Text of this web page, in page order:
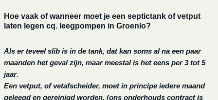
Hoe vaak of wanneer moet je een septictank of vetput
laten legen cq. leegpompen in Groenlo?
Als er teveel slib is in de tank, dat kan soms al na een paar
maanden het geval zijn, maar meestal is het eens per 3 tot 5
jaar.
Een vetput, of vetafscheider, moet in principe iedere maand
geleegd en gereinigd worden. (ons onderhouds contract is